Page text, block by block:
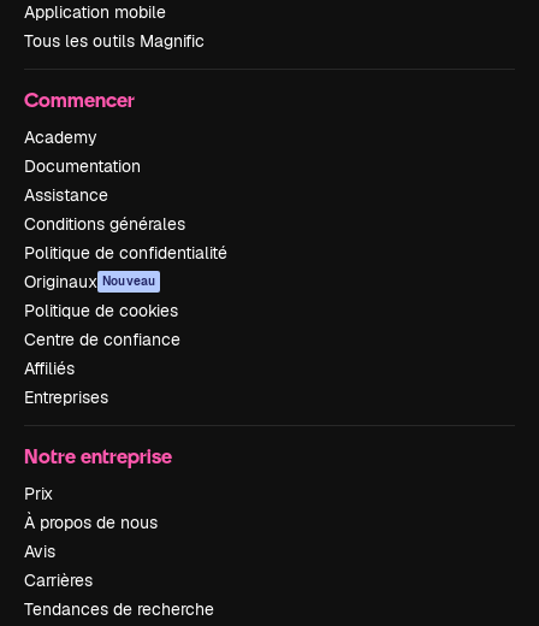
Application mobile
Tous les outils Magnific
Commencer
Academy
Documentation
Assistance
Conditions générales
Politique de confidentialité
Originaux Nouveau
Politique de cookies
Centre de confiance
Affiliés
Entreprises
Notre entreprise
Prix
À propos de nous
Avis
Carrières
Tendances de recherche